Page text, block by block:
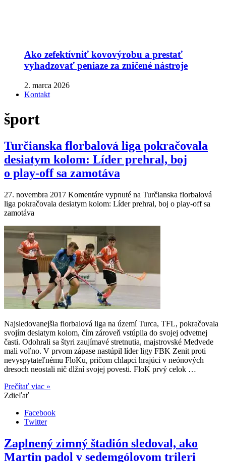
Ako zefektívniť kovovýrobu a prestať
vyhadzovať peniaze za zničené nástroje
2. marca 2026
Kontakt
šport
Turčianska florbalová liga pokračovala
desiatym kolom: Líder prehral, boj
o play-off sa zamotáva
27. novembra 2017 Komentáre vypnuté na Turčianska florbalová
liga pokračovala desiatym kolom: Líder prehral, boj o play-off sa
zamotáva
Najsledovanejšia florbalová liga na území Turca, TFL, pokračovala
svojím desiatym kolom, čím zároveň vstúpila do svojej odvetnej
časti. Odohrali sa štyri zaujímavé stretnutia, majstrovské Medvede
mali voľno. V prvom zápase nastúpil líder ligy FBK Zenit proti
nevyspytateľnému FloKu, pričom chlapci hrajúci v neónových
dresoch neostali nič dlžní svojej povesti. FloK prvý celok …
Prečítať viac »
Zdieľať
Facebook
Twitter
Zaplnený zimný štadión sledoval, ako
Martin padol v sedemgólovom trileri